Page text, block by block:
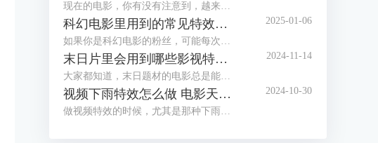
现在的电影，你有没有注意到，越来越多的场景都充满了奇幻的天气、炫酷的爆炸，甚至是让人心跳加速的烟雾和水波?这些看似神奇的场景，背后全是环境特效的功劳。环境特效不仅让电影画面看起来更震撼，它们还帮助电影构建了独特的氛围和情感。今天我们就来聊聊，电影中有哪些常见的环境特效，Boris FX又是如何帮助制作这些特效的。
科幻电影里用到的常见特效有哪些 如何用Boris FX做科幻电影特效
如果你是科幻电影的粉丝，可能每次看那些外星大战、太空飞船飞行、还有激烈的爆炸场面时，都会忍不住感叹：“这效果真牛逼！” 其实，能看到这么震撼的画面，背后都离不开一项很重要的技术——特效。没错，科幻电影之所以能这么好看，正是因为那些让人眼前一亮的特效技术把我们带入了一个又一个奇妙的世界。今天咱们就来聊聊，科幻电影里用到的常见特效有哪些 如何用Boris FX做科幻电影特效，打造出你想要的“视觉震撼”！
2025-01-06
末日片里会用到哪些影视特效 末日影片里的特效都是怎么做的
大家都知道，末日题材的电影总是能给人带来极大的视觉冲击。无论是地球被毁灭，还是外星怪兽入侵，那些令人瞠目结舌的特效场面都让我们过足了“视觉瘾”。但你知道吗？这些震撼的效果背后，隐藏着一系列复杂的影视技术。那么，今天咱们就来聊聊“末日片里会用到哪些影视特效 末日影片里的特效都是怎么做的”。
2024-11-14
视频下雨特效怎么做 电影天气特效用什么软件制作好
做视频特效的时候，尤其是那种下雨天的效果，很多小伙伴可能觉得有点棘手吧？其实给视频加个下雨特效真的没那么难，只要用对了工具，分分钟搞定。今天咱们就来聊聊这个问题，顺便看看视频下雨特效怎么做，还有电影天气特效用什么软件制作好，给你一次性讲明白！
2024-10-30